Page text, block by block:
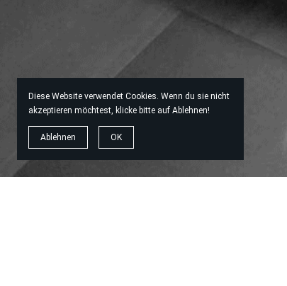
Diese Website verwendet Cookies. Wenn du sie nicht
akzeptieren möchtest, klicke bitte auf Ablehnen!
Ablehnen OK